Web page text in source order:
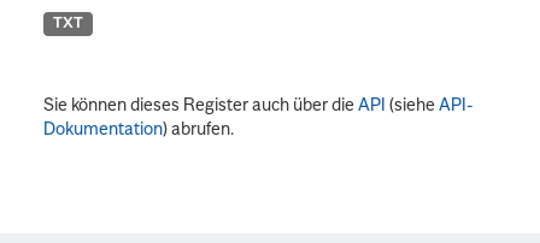
TXT
Sie können dieses Register auch über dieAPI (sieheAPI-
Dokumentation) abrufen.